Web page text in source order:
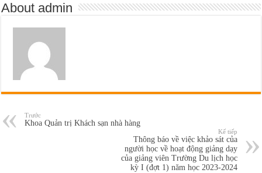
About admin
Trước
Khoa Quản trị Khách sạn nhà hàng
Kế tiếp
Thông báo về việc khảo sát của
người học về hoạt động giảng dạy
của giảng viên Trường Du lịch học
kỳ I (đợt 1) năm học 2023-2024